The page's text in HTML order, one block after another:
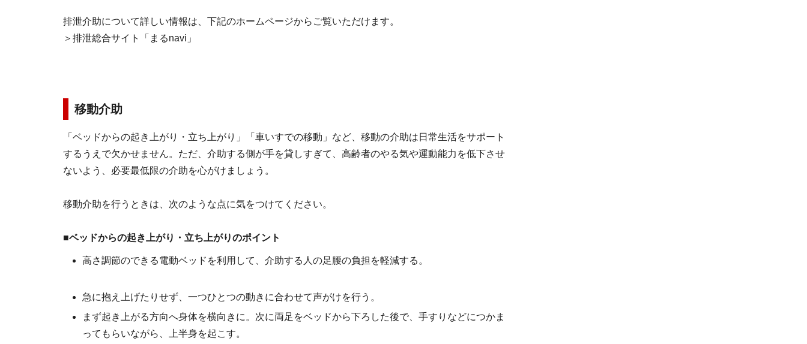
排泄介助について詳しい情報は、下記のホームページからご覧いただけます。
＞排泄総合サイト「まるnavi」
移動介助
「ベッドからの起き上がり・立ち上がり」「車いすでの移動」など、移動の介助は日常生活をサポート
するうえで欠かせません。ただ、介助する側が手を貸しすぎて、高齢者のやる気や運動能力を低下させ
ないよう、必要最低限の介助を心がけましょう。
移動介助を行うときは、次のような点に気をつけてください。
■ベッドからの起き上がり・立ち上がりのポイント
高さ調節のできる電動ベッドを利用して、介助する人の足腰の負担を軽減する。
急に抱え上げたりせず、一つひとつの動きに合わせて声がけを行う。
まず起き上がる方向へ身体を横向きに。次に両足をベッドから下ろした後で、手すりなどにつかま
ってもらいながら、上半身を起こす。